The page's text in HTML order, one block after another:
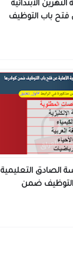
الابتدائية
فتح باب التوظيف
الصادق التعليمية
التوظيف ضمن